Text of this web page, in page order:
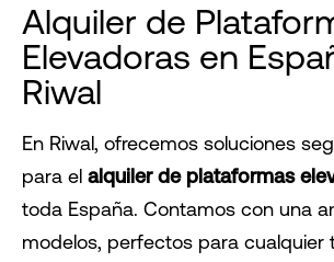
Alquiler de
Elevadoras en
Riwal
En Riwal, ofrecemos soluciones
para el alquiler de plataformas
toda España. Contamos con una
modelos, perfectos para cualquier